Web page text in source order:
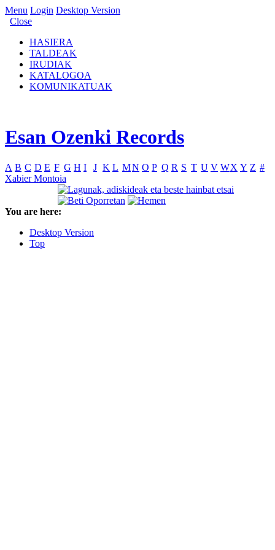
Menu Login Desktop Version
Close
HASIERA
TALDEAK
IRUDIAK
KATALOGOA
KOMUNIKATUAK
Esan Ozenki Records
A B C D E F G H I J K L MN O P Q R S T U V WX Y Z #
Xabier Montoia
You are here:
Desktop Version
Top